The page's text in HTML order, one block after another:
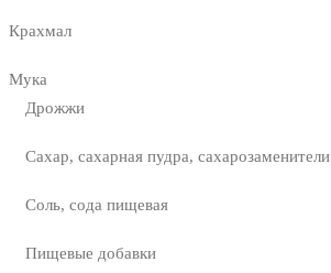
Крахмал
Мука
Дрожжи
Сахар, сахарная пудра, сахарозаменители
Соль, сода пищевая
Пищевые добавки